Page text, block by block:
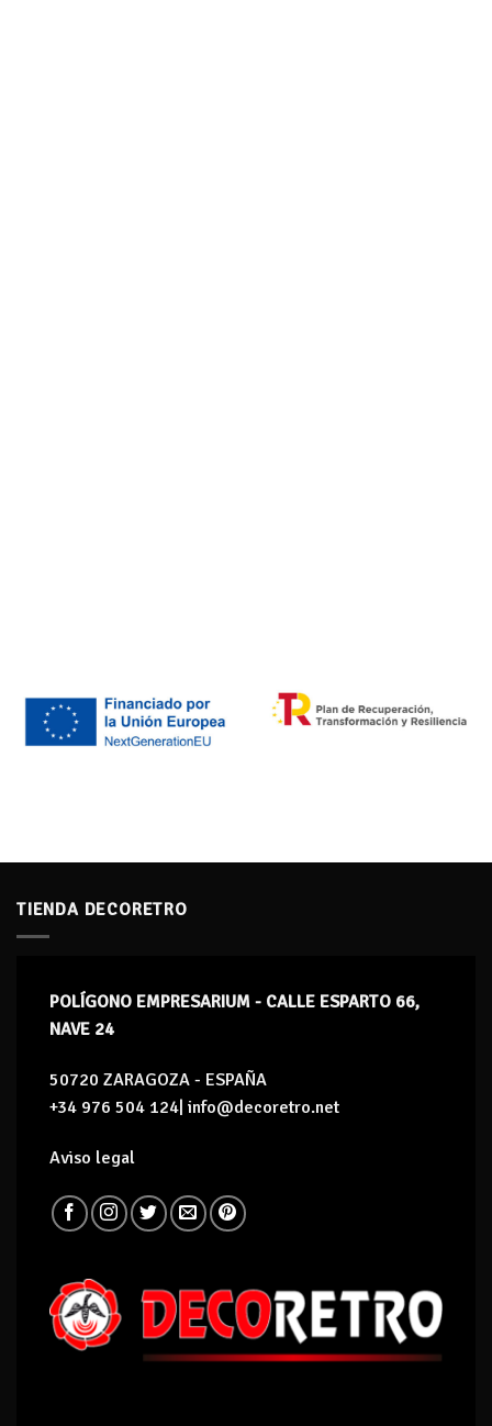
TIENDA DECORETRO
POLÍGONO EMPRESARIUM - CALLE ESPARTO 66,
NAVE 24
50720 ZARAGOZA - ESPAÑA
+34 976 504 124| info@decoretro.net
Aviso legal